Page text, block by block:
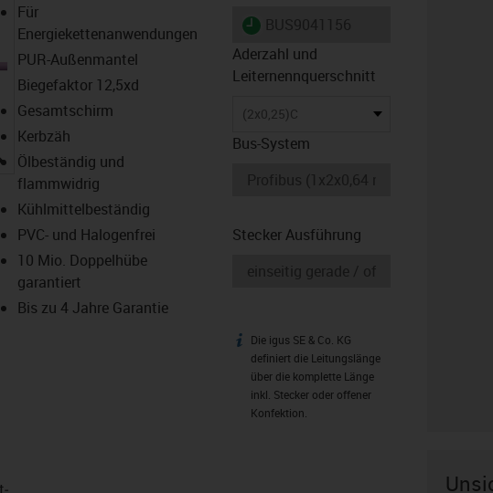
igus-icon-lupe
Für
Energiekettenanwendungen
PUR-Außenmantel
Biegefaktor 12,5xd
Gesamtschirm
Kerbzäh
Ölbeständig und
flammwidrig
Kühlmittelbeständig
PVC- und Halogenfrei
10 Mio. Doppelhübe
garantiert
Bis zu 4 Jahre Garantie
igus-icon-lieferzeit
Aderzahl und
Leiternennquerschnitt
(2x0,25)C
Bus-System
Stecker Ausführung
igus-icon-info
Die igus SE & Co. KG
definiert die Leitungslänge
über die komplette Länge
inkl. Stecker oder offener
Konfektion.